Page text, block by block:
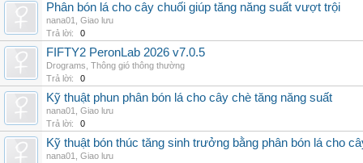
Phân bón lá cho cây chuối giúp tăng năng suất vượt trội
nana01
Giao lưu
Trả lời:
0
FIFTY2 PeronLab 2026 v7.0.5
Drograms Thông gió thông thường
Trả lời:
0
Kỹ thuật phun phân bón lá cho cây chè tăng năng suất
nana01
Giao lưu
Trả lời:
0
Kỹ thuật bón thúc tăng sinh trưởng bằng phân bón lá cho
nana01
Giao lưu